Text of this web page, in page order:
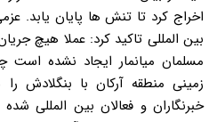
اخراج کرد تا تنش ها پایان یابد.
بین المللی تاکید کرد: عملا هیچ
مسلمان میانمار ایجاد نشده است
زمینی منطقه آرکان با بنگلادش
خبرنگاران و فعالان بین